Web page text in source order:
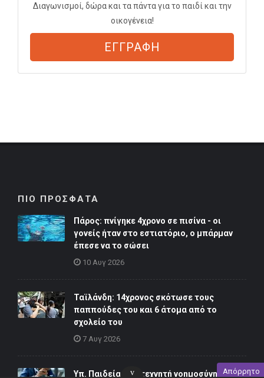
Διαγωνισμοί, δώρα και τα πάντα για το παιδί και την
οικογένεια!
ΕΓΓΡΑΦΗ
ΠΙΟ ΠΡΟΣΦΑΤΑ
Πάρος: πνίγηκε 4χρονο σε πισίνα - οι
γονείς ήταν στο εστιατόριο, ο μπάρμαν
έπεσε να το σώσει
10 Αυγ 2026
Ταϊλάνδη: 14χρονος σκότωσε τους
παππούδες του και 6 άτομα από το
σχολείο του
7 Αυγ 2026
Υπ. Παιδείας: «η τεχνητή νοημοσύνη Απόρρητο
v